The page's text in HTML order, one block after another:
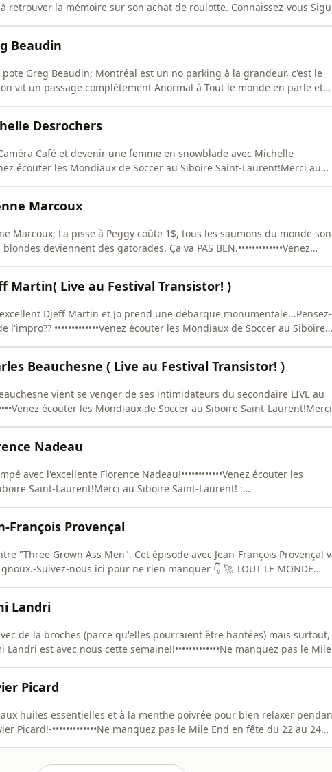
retrouver la mémoire sur son achat de roulotte. Connaissez-vous
ultra rafraîchissant, ultra fruité, et ça goûte la vraie framboise. Aucun
Beaudin
pote Greg Beaudin; Montréal est un no parking à la grandeur, c'est le
vit un passage complètement Anormal à Tout le monde en parle et
Saint-Laurent! : https://siboire.ca/fr/succursales/st-laurent/•••••••••••••-
Desrochers
Café et devenir une femme en snowblade avec Michelle
écouter les Mondiaux de Soccer au Siboire Saint-Laurent!Merci au
MONDE GAGNE 🚀
discord.com/invite/UwYFQgHAd-💟🤖 COEUR DE
Marcoux
Marcoux; La pisse à Peggy coûte 1$, tous les saumons du monde
deviennent des gatorades. Ça va PAS BEN.•••••••••••••Venez
st-laurent/•••••••••••••-Suivez-nous ici pour ne rien manquer 👇 🚀
: Martin( Live au Festival Transistor! )
Djeff Martin et Jo prend une débarque monumentale...Pensez-
•••••••••••••Venez écouter les Mondiaux de Soccer au Siboire
ici pour ne rien manquer 👇 🚀 TOUT LE MONDE GAGNE 🚀
COEUR DBeauchesne ( Live au Festival Transistor! )
vient se venger de ses intimidateurs du secondaire LIVE au
écouter les Mondiaux de Soccer au Siboire Saint-Laurent!Merci
TOUT LE MONDE GAGNE 🚀 :https://linktr.ee/TLMG1-💟🤖 COEUR DE
Nadeau
avec l'excellente Florence Nadeau!••••••••••••Venez écouter les
Saint-Laurent!Merci au Siboire Saint-Laurent! :
🚀 :https://linktr.ee/TLMG1-💟🤖 COEUR DE ROBOT 🤖💟
🌞 ÇA OU ÇA 🌚https://linktr.ee/c
François Provençal
"Three Grown Ass Men". Cet épisode avec Jean-François Provençal
Suivez-nous ici pour ne rien manquer 👇 🚀 TOUT LE MONDE
Hébergé par Acast. Visitez acast.com/privacy pour plus
Landri
de la broches (parce qu'elles pourraient être hantées) mais surtout,
est avec nous cette semaine!!•••••••••••••Ne manquez pas le Mile
nous ici pour ne rien manquer 👇🚀 TOUT LE MONDE GAGNE 🚀
Picard
huiles essentielles et à la menthe poivrée pour bien relaxer
Picard!-•••••••••••••Ne manquez pas le Mile End en fête du 22 au 24